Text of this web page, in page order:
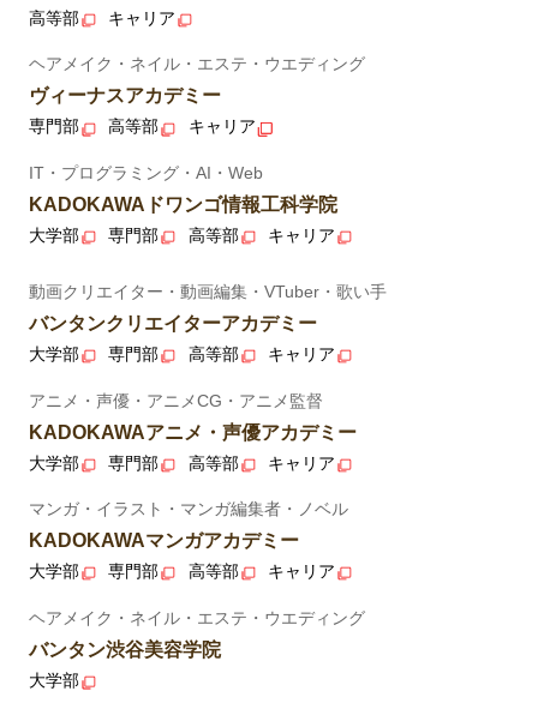
高等部 キャリア
ヘアメイク・ネイル・エステ・ウエディング
ヴィーナスアカデミー
専門部 高等部 キャリア
IT・プログラミング・AI・Web
KADOKAWAドワンゴ情報工科学院
大学部 専門部 高等部 キャリア
動画クリエイター・動画編集・VTuber・歌い手
バンタンクリエイターアカデミー
大学部 専門部 高等部 キャリア
アニメ・声優・アニメCG・アニメ監督
KADOKAWAアニメ・声優アカデミー
大学部 専門部 高等部 キャリア
マンガ・イラスト・マンガ編集者・ノベル
KADOKAWAマンガアカデミー
大学部 専門部 高等部 キャリア
ヘアメイク・ネイル・エステ・ウエディング
バンタン渋谷美容学院
大学部